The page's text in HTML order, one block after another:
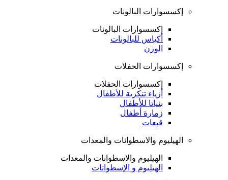
إكسسوارات البالونات
إكسسوارات البالونات
أكياس للبالونات
الوزن
إكسسوارات الحفلات
إكسسوارات الحفلات
أزياء تنكرية للأطفال
بنياتا للأطفال
زمارة أطفال
قبعات
الهيليوم والاسطوانات والمعدات
الهيليوم والاسطوانات والمعدات
الهيليوم و الإسطوانات